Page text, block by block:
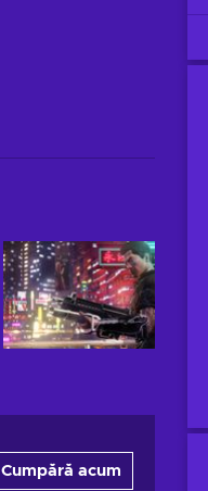
Cumpără acum